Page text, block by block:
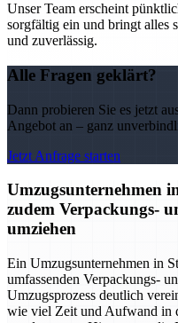
Unser Team erscheint
sorgfältig ein und bringt alles
und zuverlässig.
Alle Fragen geklärt?
Dann probieren Sie es jetzt
Angebot an – ganz
Jetzt Anfrage starten
Umzugsunternehmen
zudem Verpackungs-
umziehen
Ein Umzugsunternehmen in
umfassenden Verpackungs-
Umzugsprozess deutlich
wie viel Zeit und Aufwand in